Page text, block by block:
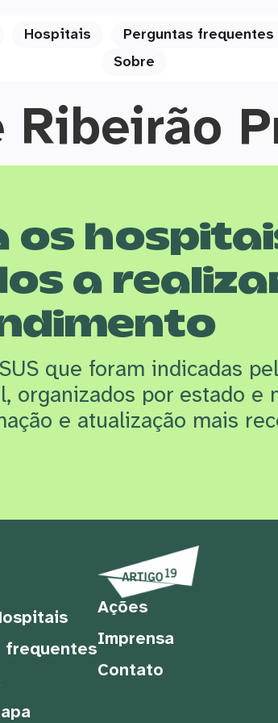
Hospitais Perguntas frequentes
Sobre
Ribeirão
os
a
que foram indicadas
organizados por estado e
e atualização mais
frequentes
Ações
Imprensa
Contato